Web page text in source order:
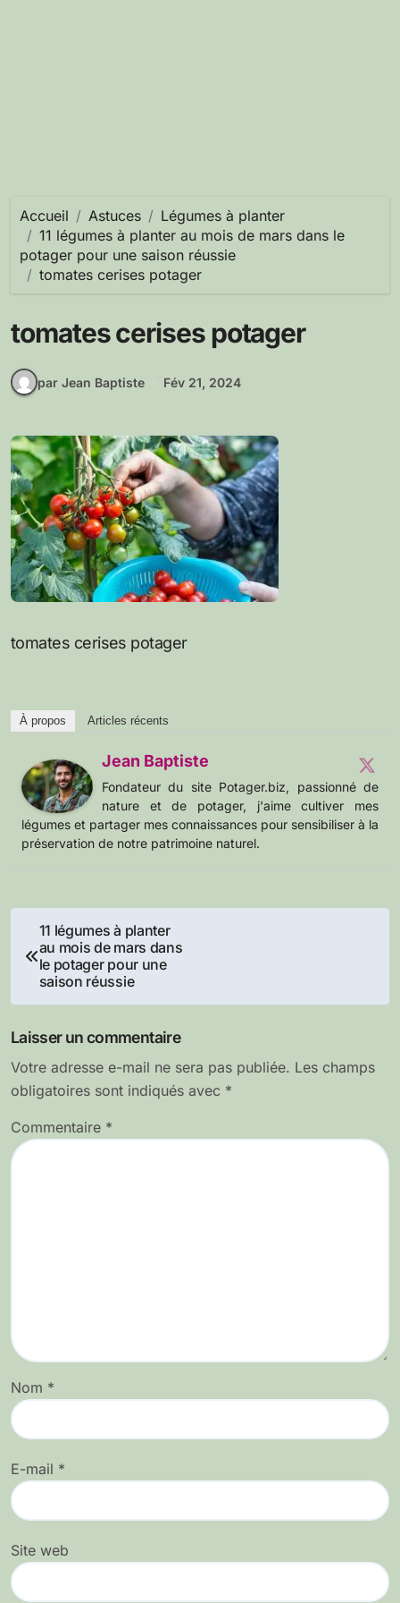
Accueil Astuces
Légumes à planter
11 légumes à planter au mois de mars dans le
potager pour une saison réussie
tomates cerises potager
tomates cerises potager
par Jean Baptiste Fév 21, 2024
tomates cerises potager
À propos Articles récents
Jean Baptiste
Fondateur du site Potager.biz, passionné de
nature et de potager, j'aime cultiver mes
légumes et partager mes connaissances pour sensibiliser à la
préservation de notre patrimoine naturel.
Navigation
de
l’article
11 légumes à planter
au mois de mars dans
le potager pour une
saison réussie
Laisser un commentaire
Votre adresse e-mail ne sera pas publiée. Les champs
obligatoires sont indiqués avec *
Commentaire *
Nom *
E-mail *
Site web